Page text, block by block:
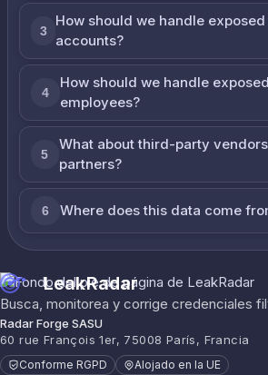
3
How should we handle
accounts?
4
How should we handle exposed
employees?
5
What about third-party
partners?
6 Where does this data come
LeakRadar
Busca, monitorea y corrige credenciales
Radar Forge SASU
60 rue François 1er, 75008 París, Francia
Conforme RGPD Alojado en la UE